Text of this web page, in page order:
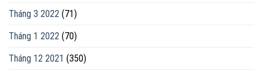
Tháng 3 2022 (71)
Tháng 1 2022 (70)
Tháng 12 2021 (350)